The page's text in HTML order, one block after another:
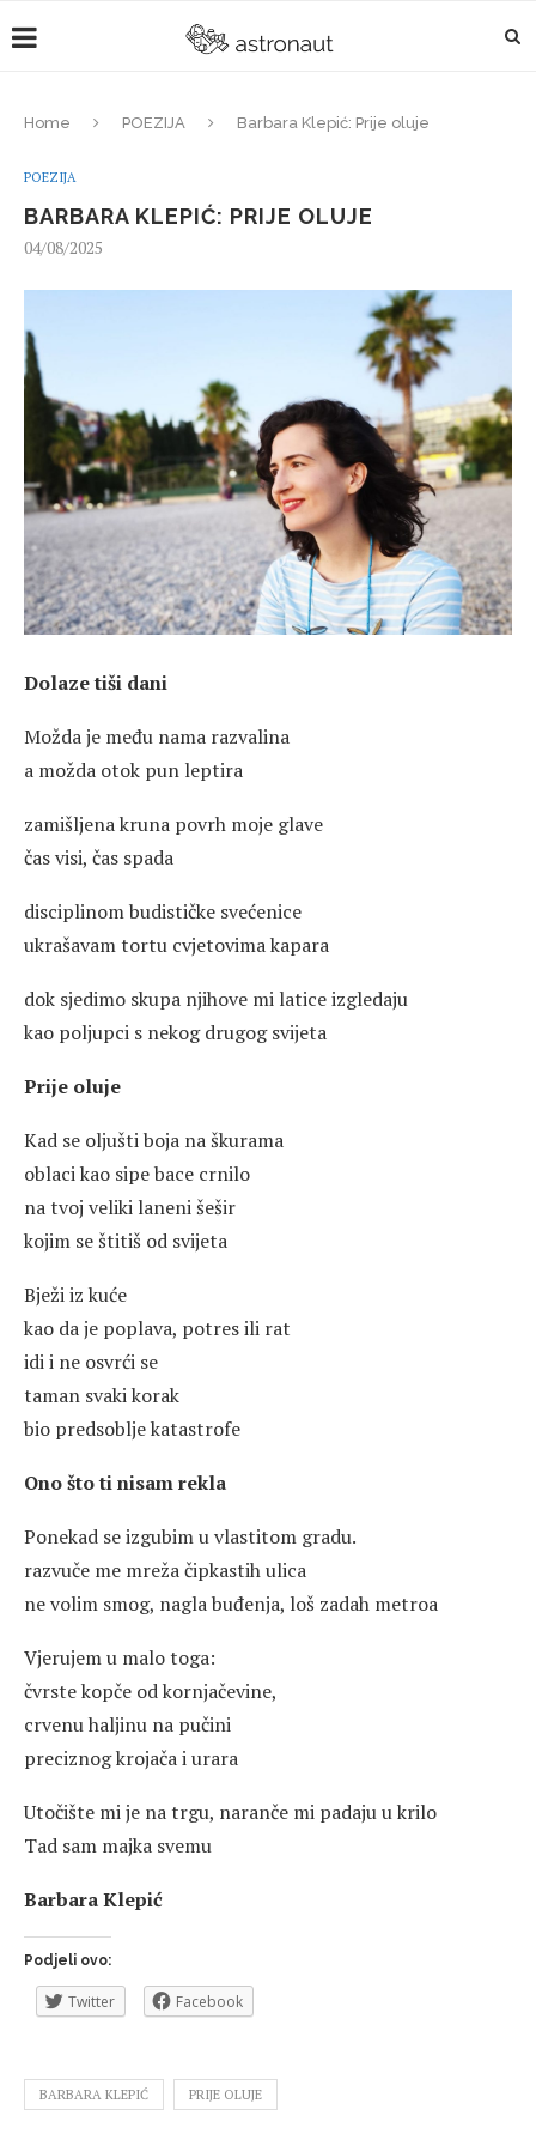
Home POEZIJA Barbara Klepić: Prije oluje
POEZIJA
BARBARA KLEPIĆ: PRIJE OLUJE
04/08/2025
Dolaze tiši dani
Možda je među nama razvalina
a možda otok pun leptira
zamišljena kruna povrh moje glave
čas visi, čas spada
disciplinom budističke svećenice
ukrašavam tortu cvjetovima kapara
dok sjedimo skupa njihove mi latice izgledaju
kao poljupci s nekog drugog svijeta
Prije oluje
Kad se oljušti boja na škurama
oblaci kao sipe bace crnilo
na tvoj veliki laneni šešir
kojim se štitiš od svijeta
Bježi iz kuće
kao da je poplava, potres ili rat
idi i ne osvrći se
taman svaki korak
bio predsoblje katastrofe
Ono što ti nisam rekla
Ponekad se izgubim u vlastitom gradu.
razvuče me mreža čipkastih ulica
ne volim smog, nagla buđenja, loš zadah metroa
Vjerujem u malo toga:
čvrste kopče od kornjačevine,
crvenu haljinu na pučini
preciznog krojača i urara
Utočište mi je na trgu, naranče mi padaju u krilo
Tad sam majka svemu
Barbara Klepić
Podjeli ovo:
Twitter Facebook
BARBARA KLEPIĆ PRIJE OLUJE